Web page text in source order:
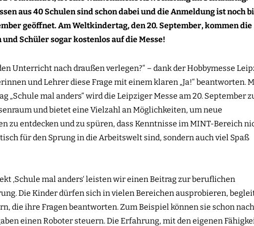
aus 40 Schulen sind schon dabei und die Anmeldung ist noch
geöffnet. Am Weltkindertag, den 20. September, kommen die
Schüler sogar kostenlos auf die Messe!
Unterricht nach draußen verlegen?“ – dank der Hobbymesse
und Lehrer diese Frage mit einem klaren „Ja!“ beantworten.
„Schule mal anders“ wird die Leipziger Messe am 20. September
und bietet eine Vielzahl an Möglichkeiten, um neue
zu entdecken und zu spüren, dass Kenntnisse im MINT-Bereich
für den Sprung in die Arbeitswelt sind, sondern auch viel Spaß
‚Schule mal anders‘ leisten wir einen Beitrag zur beruflichen
Die Kinder dürfen sich in vielen Bereichen ausprobieren,
die ihre Fragen beantworten. Zum Beispiel können sie schon nach
einen Roboter steuern. Die Erfahrung, mit den eigenen